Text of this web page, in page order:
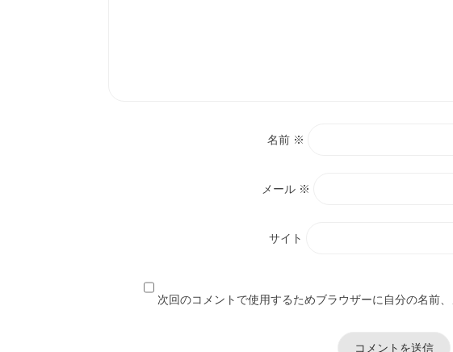
名前 ※
メール ※
サイト
次回のコメントで使用するためブラウザーに自分の名前